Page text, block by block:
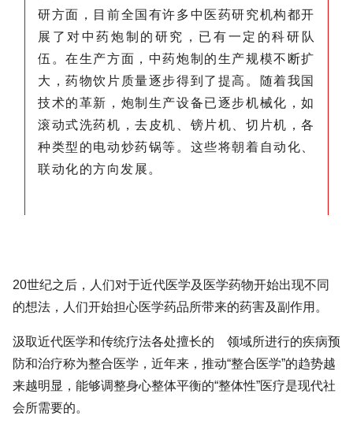
研方面，目前全国有许多中医药研究机构都开
展了对中药炮制的研究，已有一定的科研队
伍。在生产方面，中药炮制的生产规模不断扩
大，药物饮片质量逐步得到了提高。随着我国
技术的革新，炮制生产设备已逐步机械化，如
滚动式洗药机，去皮机、镑片机、切片机，各
种类型的电动炒药锅等。这些将朝着自动化、
联动化的方向发展。
20世纪之后，人们对于近代医学及医学药物开始出现不同
的想法，人们开始担心医学药品所带来的药害及副作用。
汲取近代医学和传统疗法各处擅长的 领域所进行的疾病预
防和治疗称为整合医学，近年来，推动“整合医学”的趋势越
来越明显，能够调整身心整体平衡的“整体性”医疗是现代社
会所需要的。